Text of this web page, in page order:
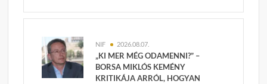
NIF 2026.08.07.
„KI MER MÉG ODAMENNI?” –
BORSA MIKLÓS KEMÉNY
KRITIKÁJA ARRÓL, HOGYAN